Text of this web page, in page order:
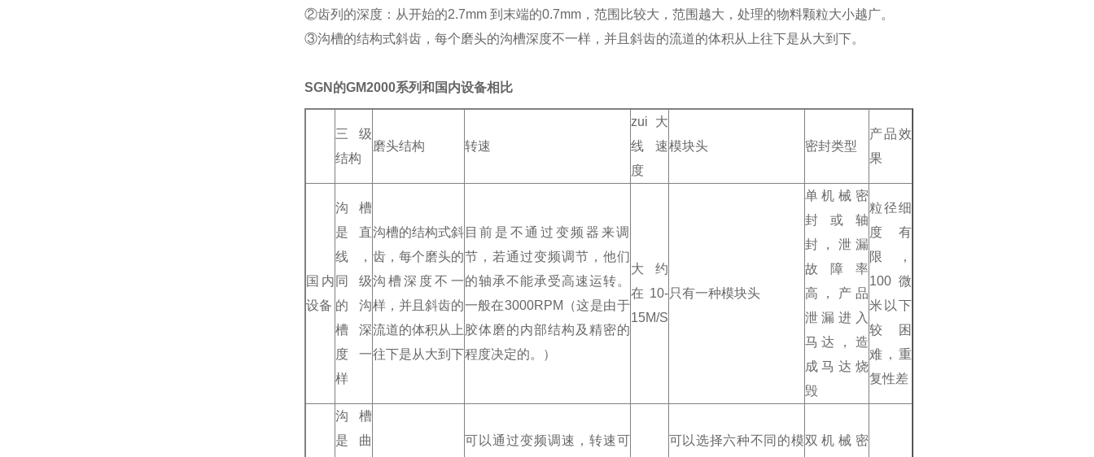
②齿列的深度：从开始的2.7mm 到末端的0.7mm，范围比较大，范围越大，处理的物料颗粒大小越广。
③沟槽的结构式斜齿，每个磨头的沟槽深度不一样，并且斜齿的流道的体积从上往下是从大到下。
SGN的GM2000系列和国内设备相比
三级
结构
磨头结构 转速
zui大
线速
度
模块头 密封类型
产品效
果
国内
设备
沟槽
是直
线，
同级
的沟
槽深
度一
样
沟槽的结构式斜
齿，每个磨头的
沟槽深度不一
样，并且斜齿的
流道的体积从上
往下是从大到下
目前是不通过变频器来调
节，若通过变频调节，他们
的轴承不能承受高速运转。
一般在3000RPM（这是由于
胶体磨的内部结构及精密的
程度决定的。）
大约
在10-
15M/S
只有一种模块头
单机械密
封或轴
封，泄漏
故障率
高，产品
泄漏进入
马达，造
成马达烧
毁
粒径细
度有
限，
100微
米以下
较困
难，重
复性差
沟槽
是曲
可以通过变频调速，转速可
可以选择六种不同的模双机械密